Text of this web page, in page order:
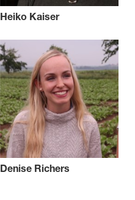
Heiko Kaiser
Denise Richers